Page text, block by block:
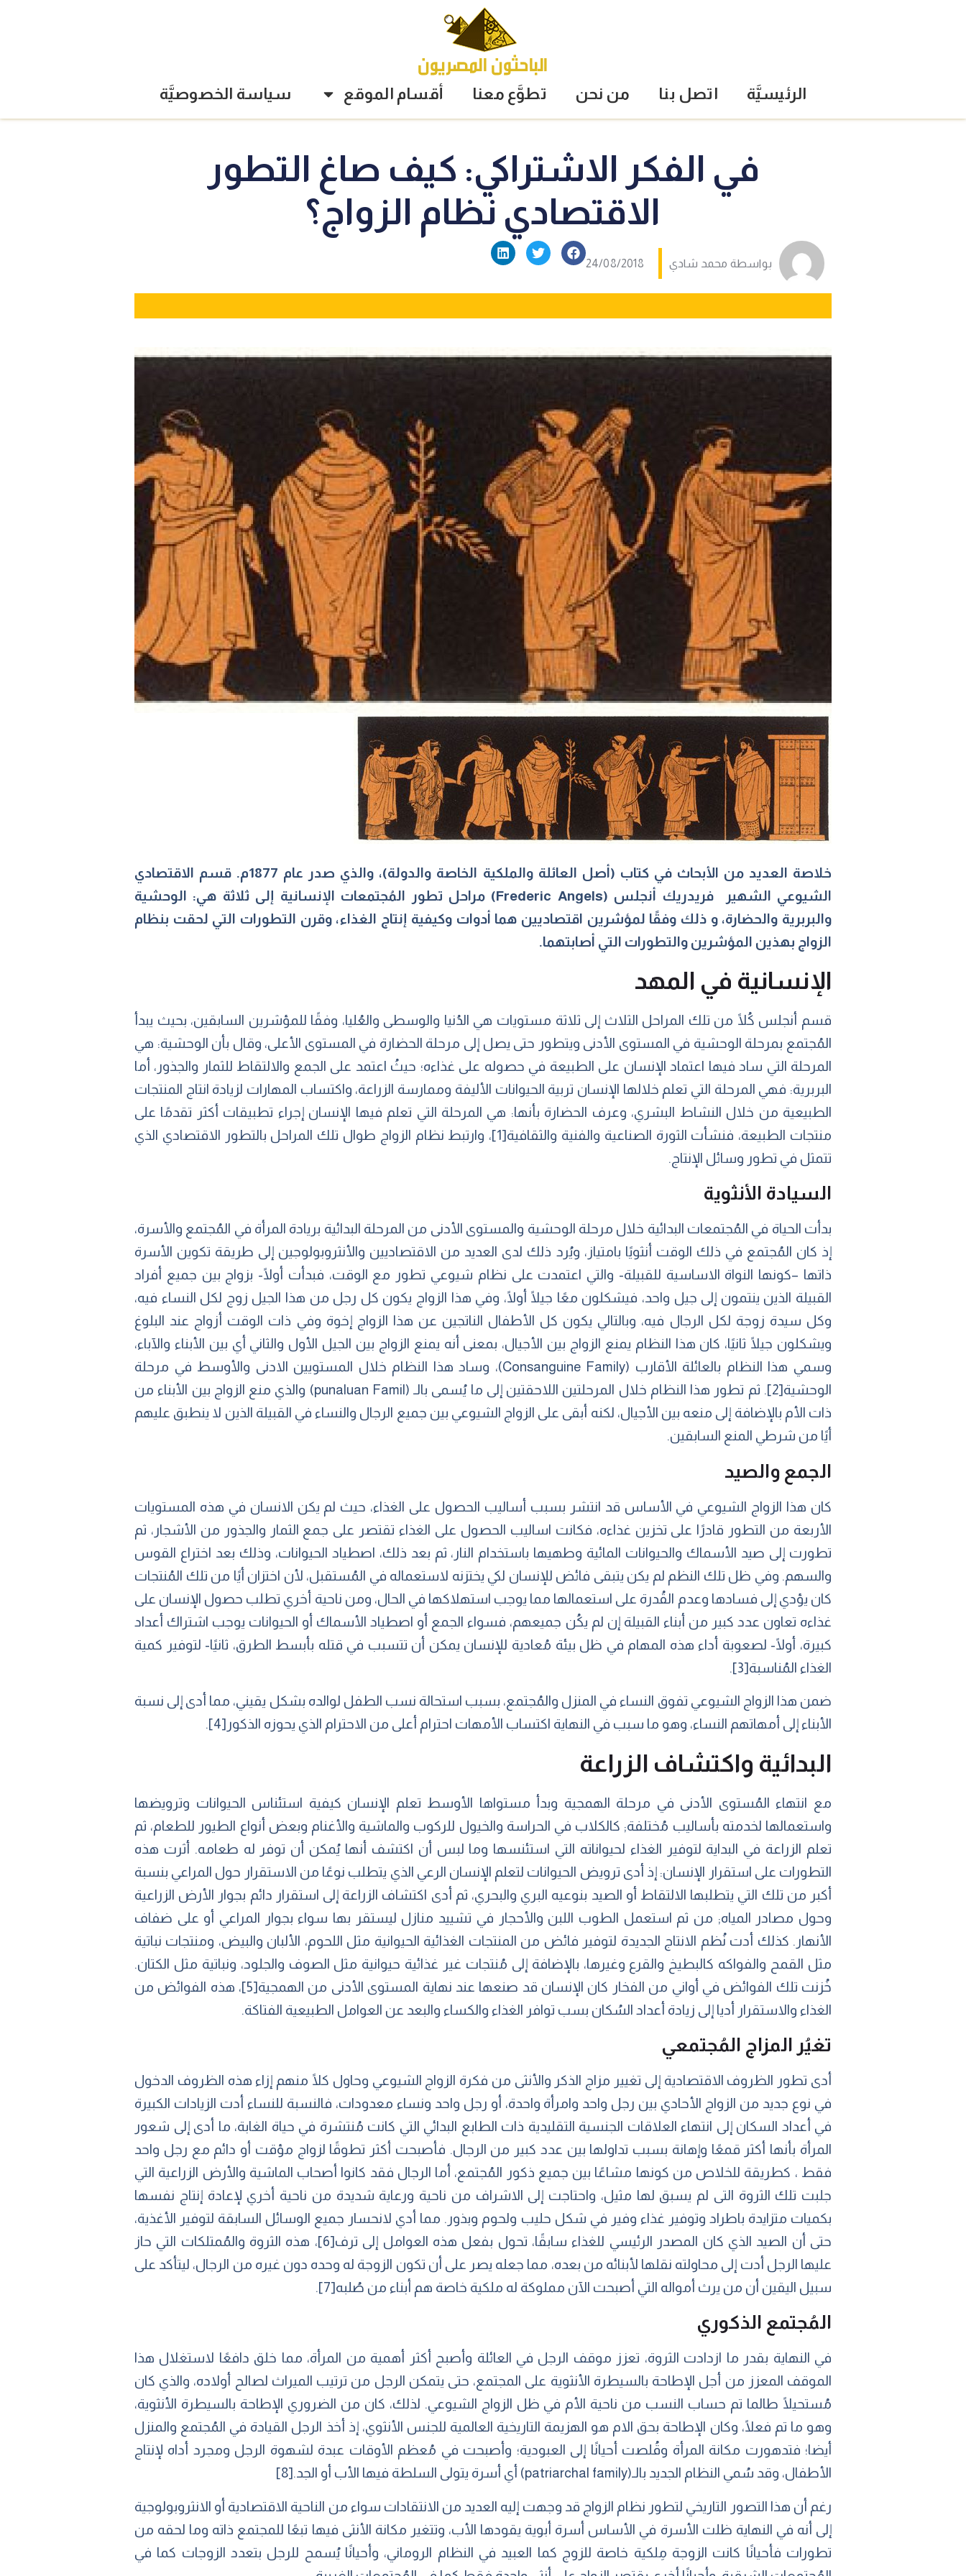
الرئيسيَّة اتصل بنا من نحن تطوَّع معنا أقسام الموقع سياسة الخصوصيَّة
في الفكر الاشتراكي: كيف صاغ التطور
الاقتصادي نظام الزواج؟
بواسطة محمد شادي 24/08/2018
خلاصة العديد من الأبحاث في كتاب (أصل العائلة والملكية الخاصة والدولة)،
والذي صدر عام 1877م. قسم الاقتصادي
الشيوعي الشهير فريدريك أنجلس (Frederic Angels)
مراحل تطور المُجتمعات الإنسانية إلى ثلاثة هي: الوحشية
والبربرية والحضارة، و ذلك وفقًا لمؤشرين اقتصاديين هما أدوات وكيفية إنتاج الغذاء، وقرن التطورات التي لحقت بنظام
الزواج بهذين المؤشرين والتطورات التي أصابتهما.
الإنسانية في المهد
قسم أنجلس كُلًا من تلك المراحل الثلاث إلى ثلاثة مستويات هي الدُنيا والوسطى والعُليا، وفقًا للمؤشرين السابقين، بحيث يبدأ
المُجتمع بمرحلة الوحشية في المستوى الأدنى ويتطور حتى يصل إلى مرحلة الحضارة في المستوى الأعلى، وقال بأن الوحشية: هي
المرحلة التي ساد فيها اعتماد الإنسان على الطبيعة في حصوله على غذاءه؛ حيثُ اعتمد على الجمع والالتقاط للثمار والجذور، أما
البربرية: فهي المرحلة التي تعلم خلالها الإنسان تربية الحيوانات الأليفة وممارسة الزراعة، واكتساب المهارات لزيادة انتاج المنتجات
الطبيعية من خلال النشاط البشري، وعرف الحضارة بأنها: هي المرحلة التي تعلم فيها الإنسان إجراء تطبيقات أكثر تقدمًا على
منتجات الطبيعة، فنشأت الثورة الصناعية والفنية والثقافية[1]
، وارتبط نظام الزواج طوال تلك المراحل بالتطور الاقتصادي الذي
تتمثل في تطور وسائل الإنتاج.
السيادة الأنثوية
بدأت الحياة في المُجتمعات البدائية خلال مرحلة الوحشية والمستوى الأدنى من المرحلة البدائية بريادة المرأة في المُجتمع والأسرة،
إذ كان المُجتمع في ذلك الوقت أنثويًا بامتياز، ويُرد ذلك لدى العديد من الاقتصاديين والأنثروبولوجين إلى طريقة تكوين الأسرة
ذاتها –كونها النواة الاساسية للقبيلة- والتي اعتمدت على نظام شيوعي تطور مع الوقت، فبدأت أولًا- بزواج بين جميع أفراد
القبيلة الذين ينتمون إلى جيل واحد، فيشكلون معًا جيلًا أولًا، وفي هذا الزواج يكون كل رجل من هذا الجيل زوج لكل النساء فيه،
وكل سيدة زوجة لكل الرجال فيه، وبالتالي يكون كل الأطفال الناتجين عن هذا الزواج إخوة وفي ذات الوقت أزواج عند البلوغ
ويشكلون جيلًا ثانيًا، كان هذا النظام يمنع الزواج بين الأجيال، بمعنى أنه يمنع الزواج بين الجيل الأول والثاني أي بين الأبناء والآباء،
وسمي هذا النظام بالعائلة الأقارب (Consanguine Family)، وساد هذا النظام خلال المستويين الادنى والأوسط في مرحلة
الوحشية[2]
. ثم تطور هذا النظام خلال المرحلتين اللاحقتين إلى ما يُسمى بالـ (punaluan Famil) والذي منع الزواج بين الأبناء من
ذات الأم بالإضافة إلى منعه بين الأجيال، لكنه أبقى على الزواج الشيوعي بين جميع الرجال والنساء في القبيلة الذين لا ينطبق عليهم
أيًا من شرطي المنع السابقين.
الجمع والصيد
كان هذا الزواج الشيوعي في الأساس قد انتشر بسبب أساليب الحصول على الغذاء، حيث لم يكن الانسان في هذه المستويات
الأربعة من التطور قادرًا على تخزين غذاءه، فكانت اساليب الحصول على الغذاء تقتصر على جمع الثمار والجذور من الأشجار، ثم
تطورت إلى صيد الأسماك والحيوانات المائية وطهيها باستخدام النار، ثم بعد ذلك، اصطياد الحيوانات، وذلك بعد اختراع القوس
والسهم. وفي ظل تلك النظم لم يكن يتبقى فائض للإنسان لكي يختزنه لاستعماله في المُستقبل، لأن اختزان أيًا من تلك المُنتجات
كان يؤدي إلى فسادها وعدم القُدرة على استعمالها مما يوجب استهلاكها في الحال، ومن ناحية أخري تطلب حصول الإنسان على
غذاءه تعاون عدد كبير من أبناء القبيلة إن لم يكُن جميعهم، فسواء الجمع أو اصطياد الأسماك أو الحيوانات يوجب اشتراك أعداد
كبيرة، أولًا- لصعوبة أداء هذه المهام في ظل بيئة مُعادية للإنسان يمكن أن تتسبب في قتله بأبسط الطرق، ثانيًا- لتوفير كمية
الغذاء المُناسبة[3]
.
ضمن هذا الزواج الشيوعي تفوق النساء في المنزل والمُجتمع، بسبب استحالة نسب الطفل لوالده بشكل يقيني، مما أدى إلى نسبة
الأبناء إلى أمهاتهم النساء، وهو ما سبب في النهاية اكتساب الأمهات احترام أعلى من الاحترام الذي يحوزه الذكور [4]
.
البدائية واكتشاف الزراعة
مع انتهاء المُستوى الأدنى في مرحلة الهمجية وبدأ مستواها الأوسط تعلم الإنسان كيفية استئناس الحيوانات وترويضها
واستعمالها لخدمته بأساليب مُختلفة; كالكلاب في الحراسة والخيول للركوب والماشية والأغنام وبعض أنواع الطيور للطعام، ثم
تعلم الزراعة في البداية لتوفير الغذاء لحيواناته التي استئنسها وما لبس أن اكتشف أنها يُمكن أن توفر له طعامه. أثرت هذه
التطورات على استقرار الإنسان: إذ أدى ترويض الحيوانات لتعلم الإنسان الرعي الذي يتطلب نوعًا من الاستقرار حول المراعي بنسبة
أكبر من تلك التي يتطلبها الالتقاط أو الصيد بنوعيه البري والبحري، ثم أدى اكتشاف الزراعة إلى استقرار دائم بجوار الأرض الزراعية
وحول مصادر المياه; من ثم استعمل الطوب اللبن والأحجار في تشييد منازل ليستقر بها سواء بجوار المراعي أو على ضفاف
الأنهار. كذلك أدت نُظم الانتاج الجديدة لتوفير فائض من المنتجات الغذائية الحيوانية مثل اللحوم، الألبان والبيض، ومنتجات نباتية
مثل القمح والفواكه كالبطيخ والقرع وغيرها، بالإضافة إلى مُنتجات غير غذائية حيوانية مثل الصوف والجلود، ونباتية مثل الكتان.
خُزنت تلك الفوائض في أواني من الفخار كان الإنسان قد صنعها عند نهاية المستوى الأدنى من الهمجية[5]
، هذه الفوائض من
الغذاء والاستقرار أديا إلى زيادة أعداد السُكان بسب توافر الغذاء والكساء والبعد عن العوامل الطبيعية الفتاكة.
تغيُر المزاج المُجتمعي
أدى تطور الظروف الاقتصادية إلى تغيير مزاج الذكر والأنثى من فكرة الزواج الشيوعي وحاول كلًا منهم إزاء هذه الظروف الدخول
في نوع جديد من الزواج الأحادي بين رجل واحد وامرأة واحدة، أو رجل واحد ونساء معدودات، فالنسبة للنساء أدت الزيادات الكبيرة
في أعداد السكان إلى انتهاء العلاقات الجنسية التقليدية ذات الطابع البدائي التي كانت مُنتشرة في حياة الغابة، ما أدى إلى شعور
المرأة بأنها أكثر قمعًا وإهانة بسبب تداولها بين عدد كبير من الرجال. فأصبحت أكثر تطوقًا لزواج مؤقت أو دائم مع رجل واحد
فقط ، كطريقة للخلاص من كونها مشاعًا بين جميع ذكور المُجتمع، أما الرجال فقد كانوا أصحاب الماشية والأرض الزراعية التي
جلبت تلك الثروة التى لم يسبق لها مثيل، واحتاجت إلى الاشراف من ناحية ورعاية شديدة من ناحية أخري لإعادة إنتاج نفسها
بكميات متزايدة باطراد وتوفير غذاء وفير في شكل حليب ولحوم وبذور. مما أدي لانحسار جميع الوسائل السابقة لتوفير الأغذية،
حتى أن الصيد الذي كان المصدر الرئيسي للغذاء سابقًا، تحول بفعل هذه العوامل إلى ترف[6]
، هذه الثروة والمُمتلكات التي حاز
عليها الرجل أدت إلى محاولته نقلها لأبنائه من بعده، مما جعله يصر على أن تكون الزوجة له وحده دون غيره من الرجال، ليتأكد على
سبيل اليقين أن من يرث أمواله التي أصبحت الآن مملوكة له ملكية خاصة هم أبناء من صُلبه[7]
.
المُجتمع الذكوري
في النهاية بقدر ما ازدادت الثروة، تعزز موقف الرجل في العائلة وأصبح أكثر أهمية من المرأة، مما خلق دافعًا لاستغلال هذا
الموقف المعزز من أجل الإطاحة بالسيطرة الأنثوية على المجتمع، حتى يتمكن الرجل من ترتيب الميراث لصالح أولاده، والذي كان
مُستحيلًا طالما تم حساب النسب من ناحية الأم في ظل الزواج الشيوعي. لذلك، كان من الضروري الإطاحة بالسيطرة الأنثوية،
وهو ما تم فعلًا، وكان الإطاحة بحق الام هو الهزيمة التاريخية العالمية للجنس الأنثوي، إذ أخذ الرجل القيادة في المُجتمع والمنزل
أيضا؛ فتدهورت مكانة المرأة وقُلصت أحيانًا إلى العبودية؛ وأصبحت في مُعظم الأوقات عبدة لشهوة الرجل ومجرد أداه لإنتاج
الأطفال، وقد سُمي النظام الجديد بالـ(patriarchal family) أي أسرة يتولى السلطة فيها الأب أو الجد.
[8]
رغم أن هذا التصور التاريخي لتطور نظام الزواج قد وجهت إليه العديد من الانتقادات سواء من الناحية الاقتصادية أو الانثروبولوجية
إلى أنه في النهاية ظلت الأسرة في الأساس أسرة أبوية يقودها الأب، وتتغير مكانة الأنثى فيها تبعًا للمجتمع ذاته وما لحقه من
تطورات فأحيانًا كانت الزوجة مِلكية خاصة للزوج كما العبيد في النظام الروماني، وأحيانًا يُسمح للرجل بتعدد الزوجات كما في